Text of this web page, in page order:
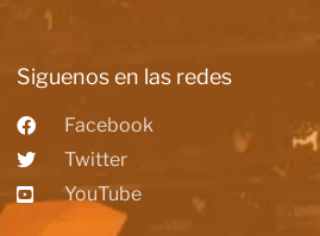
Siguenos en las redes
Facebook
Twitter
YouTube